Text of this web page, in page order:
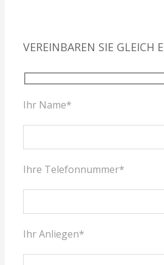
VEREINBAREN SIE GLEICH
Ihr Name*
Ihre Telefonnummer*
Ihr Anliegen*